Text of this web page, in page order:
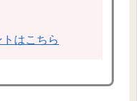
はこちら